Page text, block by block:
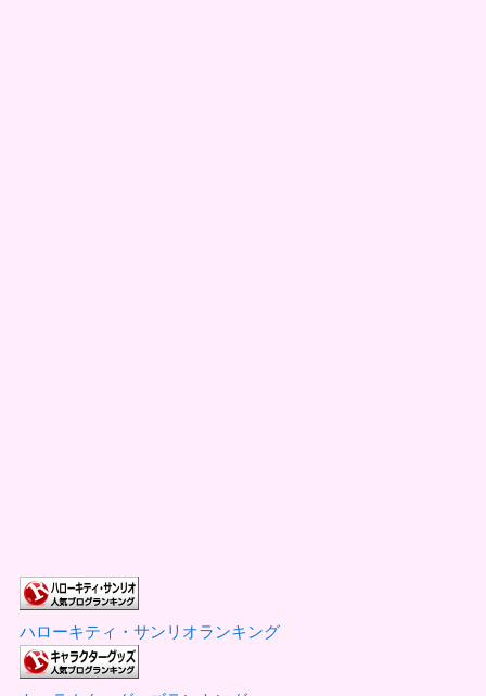
ハローキティ・サンリオランキング